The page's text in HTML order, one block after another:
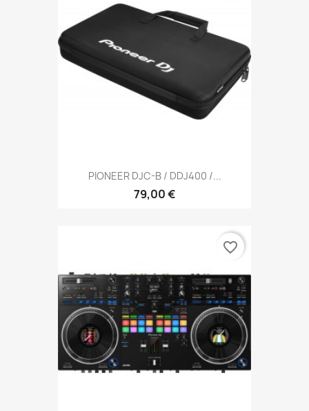
PIONEER DJC-B / DDJ400 /...
79,00 €
favorite_border